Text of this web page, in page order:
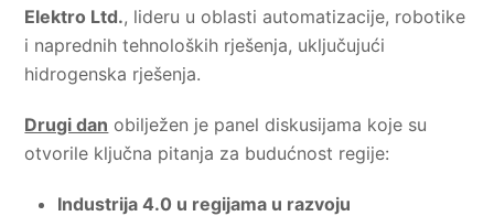
Elektro Ltd., lideru u oblasti automatizacije, robotike
i naprednih tehnoloških rješenja, uključujući
hidrogenska rješenja.
Drugi dan obilježen je panel diskusijama koje su
otvorile ključna pitanja za budućnost regije:
Industrija 4.0 u regijama u razvoju